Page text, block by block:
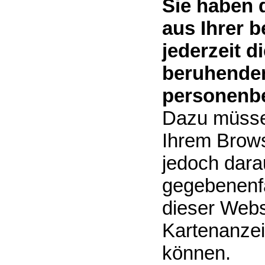
Sie haben
aus Ihrer
jederzeit
Dazu
Ihrem
jedoch
dieser
können.